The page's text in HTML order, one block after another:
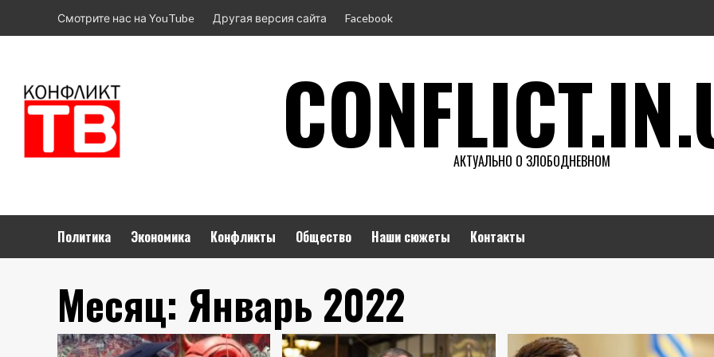
Смотрите нас на YouTube Другая версия сайта Facebook
АКТУАЛЬНО О ЗЛОБОДНЕВНОМ
Политика Экономика Конфликты Общество Наши сюжеты Контакты
Месяц: Январь 2022